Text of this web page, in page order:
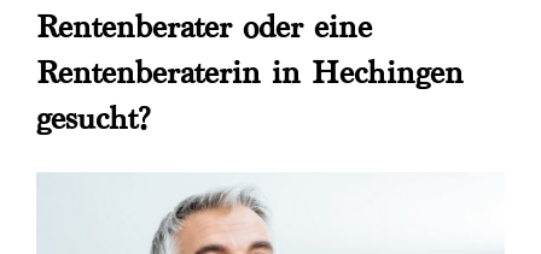
Rentenberater oder eine
Rentenberaterin in Hechingen
gesucht?